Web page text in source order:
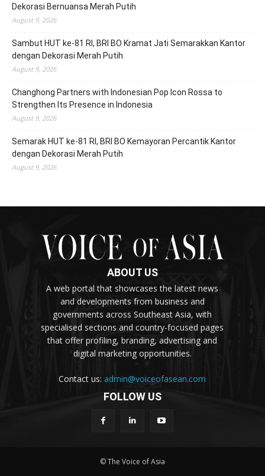
Dekorasi Bernuansa Merah Putih
August 9, 2026
Sambut HUT ke-81 RI, BRI BO Kramat Jati Semarakkan Kantor
dengan Dekorasi Merah Putih
August 9, 2026
Changhong Partners with Indonesian Pop Icon Rossa to
Strengthen Its Presence in Indonesia
August 9, 2026
Semarak HUT ke-81 RI, BRI BO Kemayoran Percantik Kantor
dengan Dekorasi Merah Putih
August 9, 2026
ABOUT US
A web portal that showcases the latest news
and developments from business and
governments across Southeast Asia, with
specialised sections and country-focused pages
that offer profiling, branding, advertising and
digital marketing opportunities.
Contact us:admin@voiceofasean.com
FOLLOW US
© The Voice of Asia